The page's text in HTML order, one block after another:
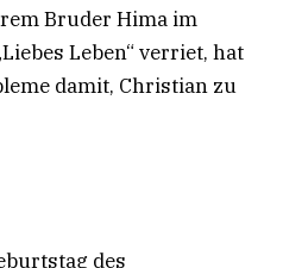
Bruder Hima im
Leben“ verriet, hat
damit, Christian zu
des